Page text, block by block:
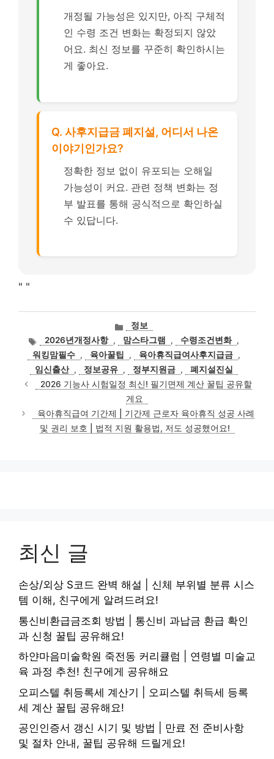
개정될 가능성은 있지만, 아직 구체적
인 수령 조건 변화는 확정되지 않았
어요. 최신 정보를 꾸준히 확인하시는
게 좋아요.
Q. 사후지급금 폐지설, 어디서 나온
이야기인가요?
정확한 정보 없이 유포되는 오해일
가능성이 커요. 관련 정책 변화는 정
부 발표를 통해 공식적으로 확인하실
수 있답니다.
" "
카
테
고
리
정보
태
그
2026년개정사항 , 맘스타그램 , 수령조건변화 ,
워킹맘필수 , 육아꿀팁 , 육아휴직급여사후지급금 ,
임신출산 , 정보공유 , 정부지원금 ,
폐지설진실
2026 기능사 시험일정 최신! 필기면제 계산 꿀팁 공유할
게요
육아휴직급여 기간제 | 기간제 근로자 육아휴직 성공 사례
및 권리 보호 | 법적 지원 활용법, 저도 성공했어요!
최신 글
손상/외상 S코드 완벽 해설 | 신체 부위별 분류 시스
템 이해, 친구에게 알려드려요!
통신비환급금조회 방법 | 통신비 과납금 환급 확인
과 신청 꿀팁 공유해요!
하얀마음미술학원 죽전동 커리큘럼 | 연령별 미술교
육 과정 추천! 친구에게 공유해요
오피스텔 취등록세 계산기 | 오피스텔 취득세 등록
세 계산 꿀팁 공유해요!
공인인증서 갱신 시기 및 방법 | 만료 전 준비사항
및 절차 안내, 꿀팁 공유해 드릴게요!